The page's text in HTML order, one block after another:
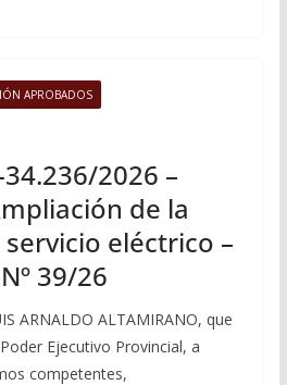
APROBADOS
2026 –
de la
eléctrico –
39/26
ARNALDO ALTAMIRANO, que
Ejecutivo Provincial, a
competentes,